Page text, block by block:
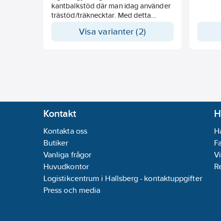
kantbalkstöd där man idag använder
trästöd/träknecktar. Med detta
gjutningen och även under gjutningen
Visa varianter (2)
Kontakt
Kontakta oss
Butiker
Vanliga frågor
Huvudkontor
Logistikcentrum i Hallsberg - kontaktuppgifter
Press och media